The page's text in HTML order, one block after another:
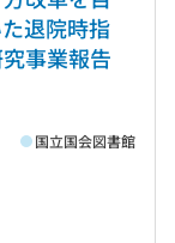
退院時指
事業報告
国立国会図書館